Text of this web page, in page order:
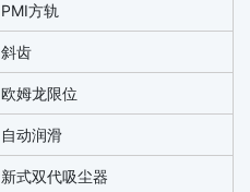
PMI方轨
斜齿
欧姆龙限位
自动润滑
新式双代吸尘器